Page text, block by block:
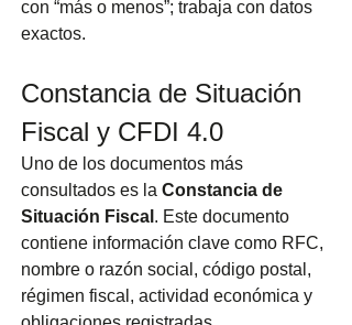
con “más o menos”; trabaja con datos
exactos.
Constancia de Situación
Fiscal y CFDI 4.0
Uno de los documentos más
consultados es la Constancia de
Situación Fiscal . Este documento
contiene información clave como RFC,
nombre o razón social, código postal,
régimen fiscal, actividad económica y